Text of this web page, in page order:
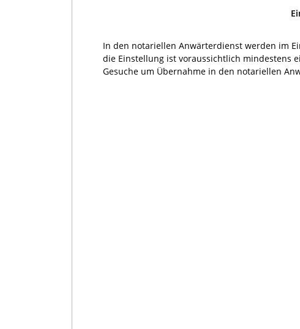
In den notariellen Anwärterdienst werden im
die Einstellung ist voraussichtlich mindestens
Gesuche um Übernahme in den notariellen